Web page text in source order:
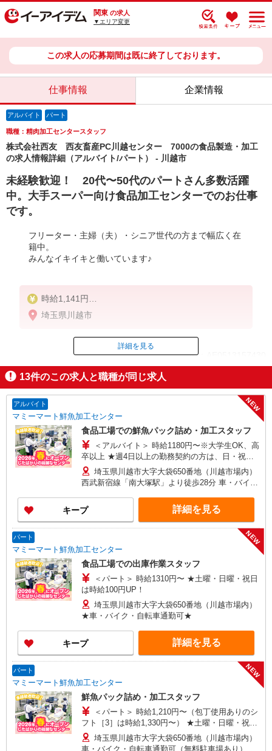
関東 の求人
▼エリア変更
この求人の応募期間は既に終了しております。
仕事情報 企業情報
アルバイト パート
職種：精肉加工センタースタッフ
株式会社西友 西友畜産PC川越センター 7000の食品製造・加工
の求人情報詳細（アルバイト/パート） - 川越市
未経験歓迎！ 20代〜50代のパートさん多数活躍
中。大手スーパー向け食品加工センターでのお仕事
です。
フリーター・主婦（夫）・シニア世代の方まで幅広く在
籍中。
みんなイキイキと働いています♪
時給1,141円
土日／20円
埼玉県川越市
ID：AE0513157430
掲載期間終了
詳細を見る
13件のこの求人と職種が同じ求人
アルバイト
マミーマート鮮魚加工センター
NEW
食品工場での鮮魚パック詰め・加工スタッフ
＜アルバイト＞ 時給1180円〜※大学生OK、高
卒以上 ★週4日以上の勤務契約の方は、日・祝日
は時給100円UP！
埼玉県川越市大字大袋650番地（川越市場内）
西武新宿線「南大塚駅」より徒歩28分 車・バイ
キープ 詳細を見る
パート
マミーマート鮮魚加工センター
NEW
食品工場での出庫作業スタッフ
＜パート＞ 時給1310円〜 ★土曜・日曜・祝日
は時給100円UP！
埼玉県川越市大字大袋650番地（川越市場内）
★車・バイク・自転車通勤可★
キープ 詳細を見る
パート
マミーマート鮮魚加工センター
NEW
鮮魚パック詰め・加工スタッフ
＜パート＞ 時給1,210円〜（包丁使用ありのシ
フト［3］は時給1,330円〜） ★土曜・日曜・祝日
は時給100円UP！
埼玉県川越市大字大袋650番地（川越市場内）
車・バイク・自転車通勤可（無料駐車場あり）